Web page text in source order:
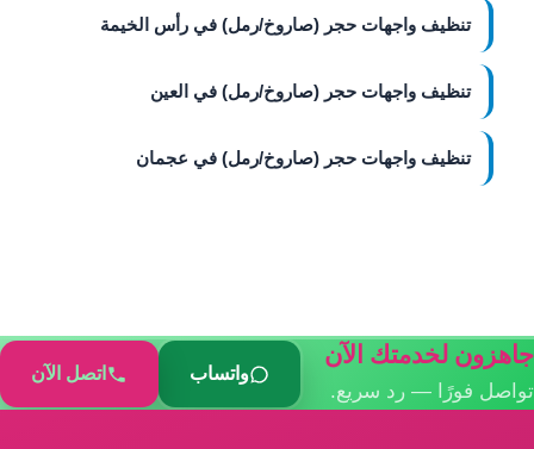
تنظيف واجهات حجر (صاروخ/رمل) في رأس الخيمة
تنظيف واجهات حجر (صاروخ/رمل) في العين
تنظيف واجهات حجر (صاروخ/رمل) في عجمان
جاهزون لخدمتك الآن
تواصل فورًا — رد سريع.
واتساب اتصل الآن